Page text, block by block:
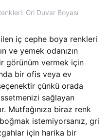
Gri Duvar Boyası
iç cephe boya renkleri
ve yemek odanızın
görünüm vermek için
bir ofis veya ev
çünkü orada
sağlayan
Mutfağınıza biraz renk
istemiyorsanız, gri
için harika bir